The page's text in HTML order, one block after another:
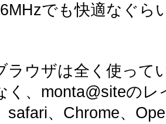
でも快適なぐら
ラウザは全く使って
く、monta@siteの
safari、Chrome、